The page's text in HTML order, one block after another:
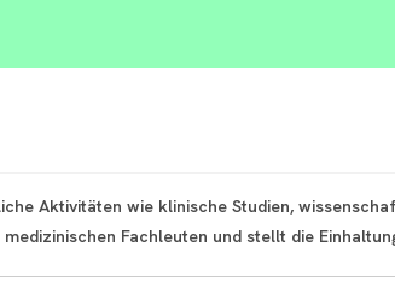
Aktivitäten wie klinische Studien,
Fachleuten und stellt die